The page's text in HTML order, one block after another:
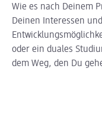
Wie es nach Deinem
Deinen Interessen
oder ein duales
dem Weg, den Du